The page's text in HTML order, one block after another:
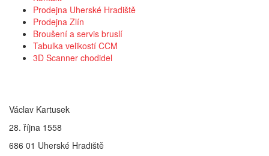
Prodejna Uherské Hradiště
Prodejna Zlín
Broušení a servis bruslí
Tabulka velikostí CCM
3D Scanner chodidel
Václav Kartusek
28. října 1558
686 01 Uherské Hradiště